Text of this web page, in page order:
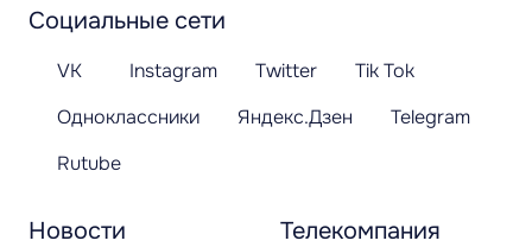
Новости Телекомпания
Социальные сети
VK Instagram Twitter
Tik Tok
Одноклассники
Яндекс.Дзен
Telegram
Rutube